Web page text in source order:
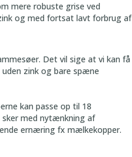
mere robuste grise ved
og med fortsat lavt forbrug af
Det vil sige at vi kan få
zink og bare spæne
kan passe op til 18
med nytænkning af
ernæring fx mælkekopper.